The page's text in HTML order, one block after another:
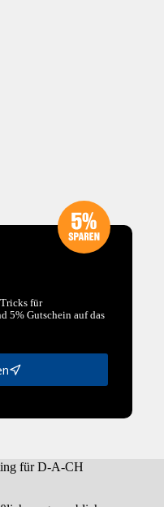
für
5% Gutschein auf das
für D-A-CH